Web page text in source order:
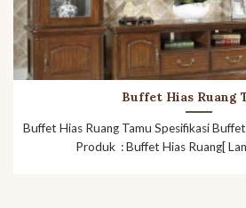
Buffet Hias Ruang
Buffet Hias Ruang Tamu Spesifikasi
Produk : Buffet Hias Ruang[